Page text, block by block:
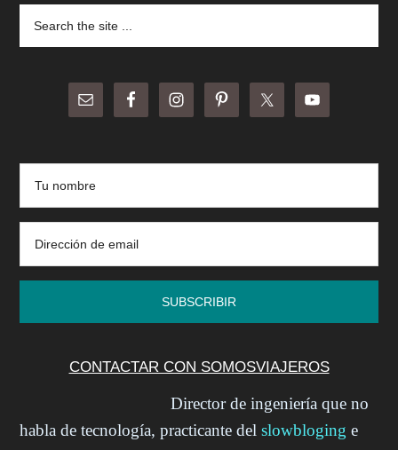
Footer
the
site
CONTACTAR CON SOMOSVIAJEROS
Director de ingeniería que no
habla de tecnología, practicante delslowbloging e